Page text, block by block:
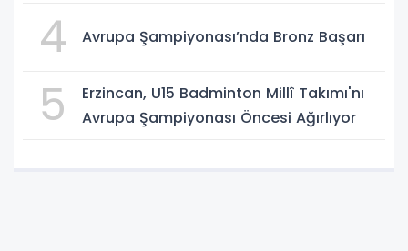
4 Avrupa Şampiyonası’nda Bronz Başarı
5
Erzincan, U15 Badminton Millî Takımı'nı
Avrupa Şampiyonası Öncesi Ağırlıyor